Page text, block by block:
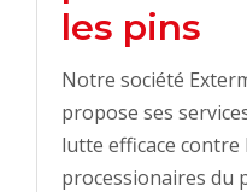
les pins
Notre société
propose ses
lutte efficace contre
processionaires du